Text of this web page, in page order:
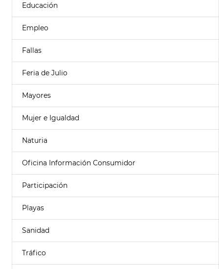
Educación
Empleo
Fallas
Feria de Julio
Mayores
Mujer e Igualdad
Naturia
Oficina Información Consumidor
Participación
Playas
Sanidad
Tráfico